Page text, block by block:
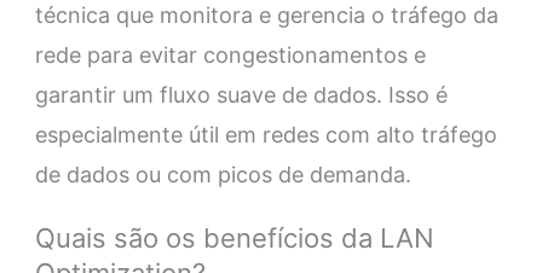
técnica que monitora e gerencia o tráfego da
rede para evitar congestionamentos e
garantir um fluxo suave de dados. Isso é
especialmente útil em redes com alto tráfego
de dados ou com picos de demanda.
Quais são os benefícios da LAN